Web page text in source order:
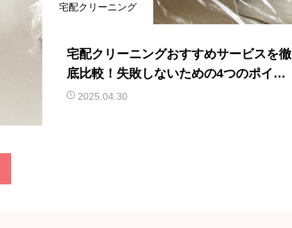
宅配クリーニング
宅配クリーニングおすすめサービスを徹
底比較！失敗しないための4つのポイン
ト2025.04.30